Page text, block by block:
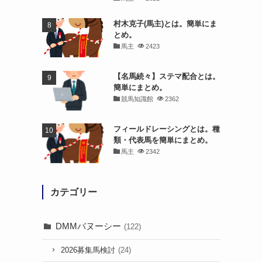
村木克子(馬主)とは。簡単にま
とめ。
馬主 2423
【名馬続々】ステマ配合とは。
簡単にまとめ。
競馬知識館 2362
フィールドレーシングとは。種
類・代表馬を簡単にまとめ。
馬主 2342
カテゴリー
DMMバヌーシー (122)
2026募集馬検討 (24)